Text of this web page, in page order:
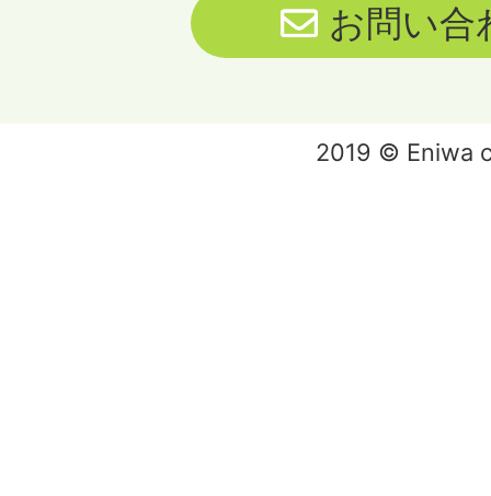
お問い合
2019 © Eniwa